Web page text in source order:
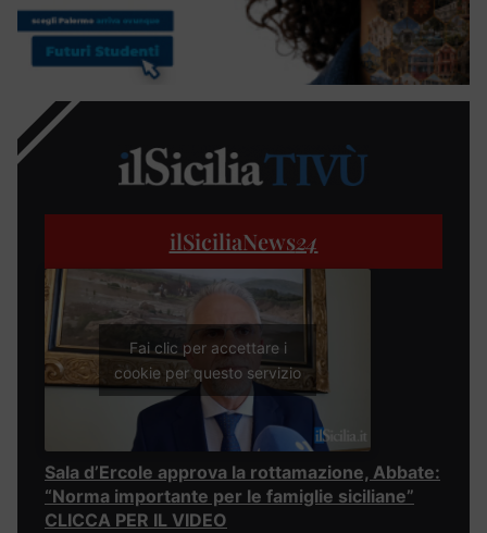
ilSiciliaNews24
Fai clic per accettare i
cookie per questo servizio
Sala d’Ercole approva la rottamazione, Abbate:
“Norma importante per le famiglie siciliane”
CLICCA PER IL VIDEO